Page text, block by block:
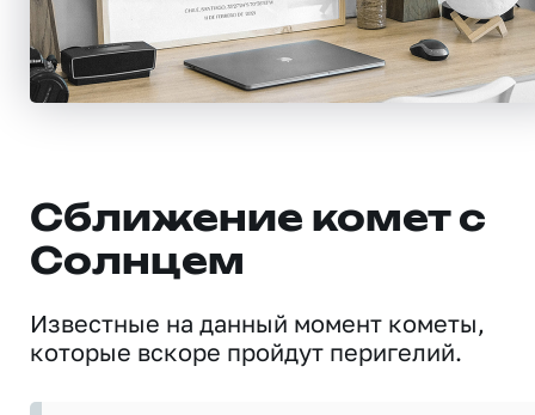
Сближение комет с
Солнцем
Известные на данный момент кометы,
которые вскоре пройдут перигелий.